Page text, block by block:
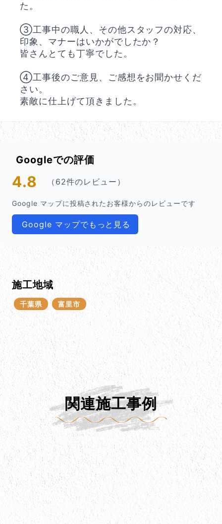
た。
③工事中の職人、その他スタッフの対応、
印象、マナーはいかがでしたか？
皆さんとても丁寧でした。
④工事後のご意見、ご感想をお聞かせくだ
さい。
素敵に仕上げて頂きました。
Googleでの評価
4.8 （62件のレビュー）
Google マップに投稿されたお客様からのレビューです
Google マップでもっと見る
施工地域
千葉県 富里市
関連施工事例